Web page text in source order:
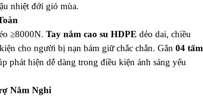
nhiệt đới gió mùa.
≥8000N. Tay nắm cao su HDPE dẻo dai, chiều
cho người bị nạn bám giữ chắc chắn. Gắn 04 tấm
phát hiện dễ dàng trong điều kiện ánh sáng yếu
Nằm Nghi